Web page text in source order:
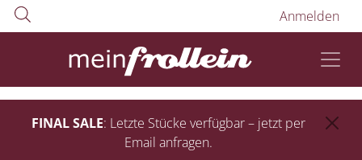
Anmelden
FINAL SALE: Letzte Stücke verfügbar – jetzt per
Email anfragen.